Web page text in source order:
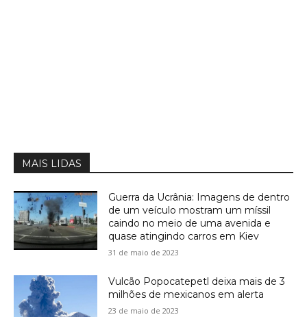
MAIS LIDAS
Guerra da Ucrânia: Imagens de dentro
de um veículo mostram um míssil
caindo no meio de uma avenida e
quase atingindo carros em Kiev
31 de maio de 2023
Vulcão Popocatepetl deixa mais de 3
milhões de mexicanos em alerta
23 de maio de 2023